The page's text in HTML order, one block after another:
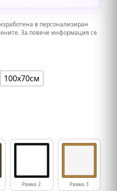
в персонализиран
За повече информация се
100х70см
Рамка 2 Рамка 3